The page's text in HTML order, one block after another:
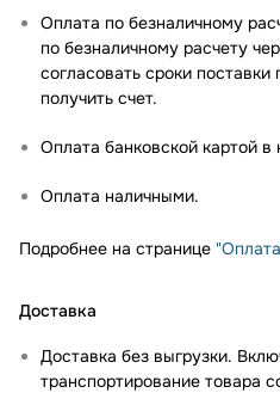
Оплата по безналичному
по безналичному расчету
согласовать сроки
получить счет.
Оплата банковской картой
Оплата наличными.
Подробнее на странице
Доставка
Доставка без выгрузки.
транспортирование товара